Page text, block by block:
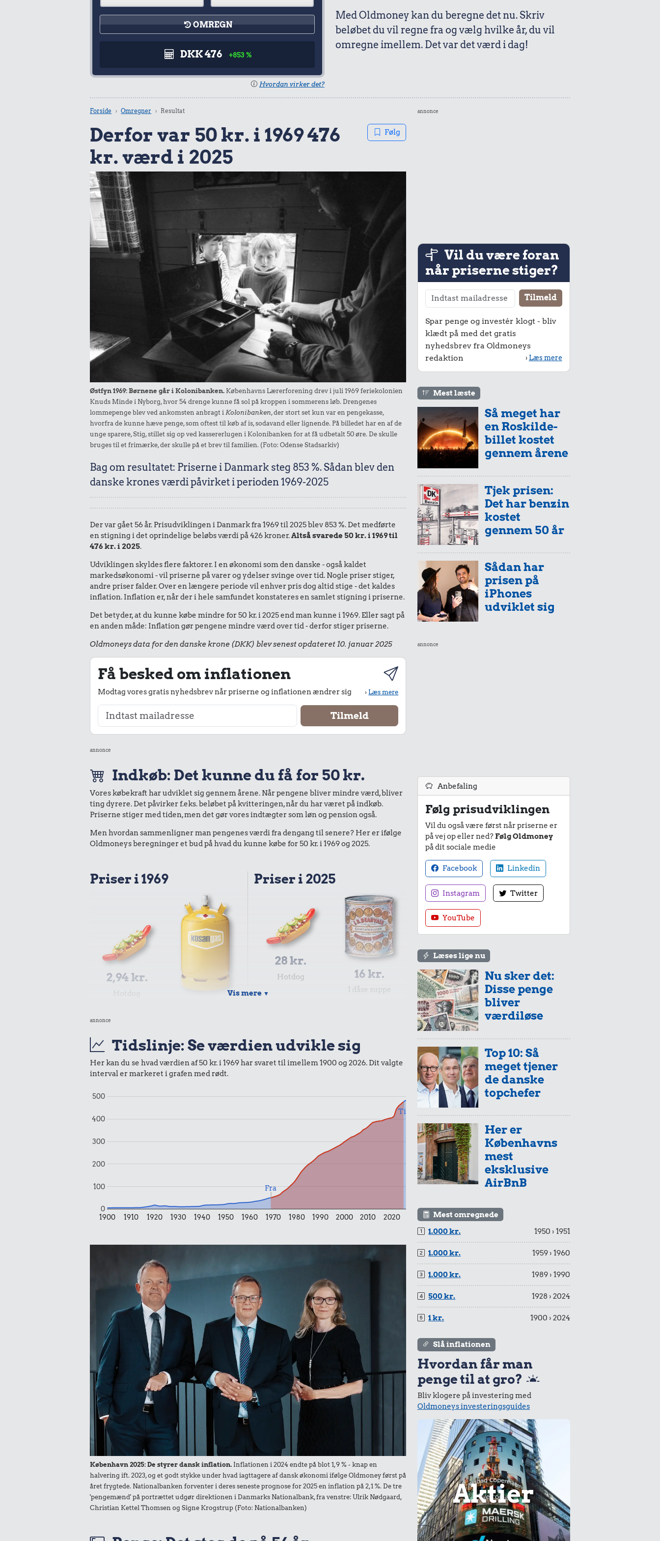
OMREGN
DKK 476 +853 %
Hvordan virker det?
Med Oldmoney kan du beregne det nu. Skriv
beløbet du vil regne fra og vælg hvilke år, du vil
omregne imellem. Det var det værd i dag!
Forside Omregner Resultat
Derfor var 50 kr. i 1969 476
kr. værd i 2025
Følg
Østfyn 1969: Børnene går i Kolonibanken. Københavns Lærerforening drev i juli 1969 feriekolonien
Knuds Minde i Nyborg, hvor 54 drenge kunne få sol på kroppen i sommerens løb. Drengenes
lommepenge blev ved ankomsten anbragt iKolonibanken, der stort set kun var en pengekasse,
hvorfra de kunne hæve penge, som oftest til køb af is, sodavand eller lignende. På billedet har en af de
unge sparere, Stig, stillet sig op ved kassererlugen i Kolonibanken for at få udbetalt 50 øre. De skulle
bruges til et frimærke, der skulle på et brev til familien. (Foto: Odense Stadsarkiv)
Bag om resultatet: Priserne i Danmark steg 853 %. Sådan blev den
danske krones værdi påvirket i perioden 1969-2025
Der var gået 56 år. Prisudviklingen i Danmark fra 1969 til 2025 blev 853 %. Det medførte
en stigning i det oprindelige beløbs værdi på 426 kroner.Altså svarede 50 kr. i 1969 til
476 kr. i 2025.
Udviklingen skyldes flere faktorer. I en økonomi som den danske - også kaldet
markedsøkonomi - vil priserne på varer og ydelser svinge over tid. Nogle priser stiger,
andre priser falder. Over en længere periode vil enhver pris dog altid stige - det kaldes
inflation. Inflation er, når der i hele samfundet konstateres en samlet stigning i priserne.
Det betyder, at du kunne købe mindre for 50 kr. i 2025 end man kunne i 1969. Eller sagt på
en anden måde: Inflation gør pengene mindre værd over tid - derfor stiger priserne.
Oldmoneys data for den danske krone (DKK) blev senest opdateret 10. januar 2025
Få besked om inflationen
Modtag vores gratis nyhedsbrev når priserne og inflationen ændrer sig ›Læs mere
annonce
Indkøb: Det kunne du få for 50 kr.
Vores købekraft har udviklet sig gennem årene. Når pengene bliver mindre værd, bliver
ting dyrere. Det påvirker f.eks. beløbet på kvitteringen, når du har været på indkøb.
Priserne stiger med tiden, men det gør vores indtægter som løn og pension også.
Men hvordan sammenligner man pengenes værdi fra dengang til senere? Her er ifølge
Oldmoneys beregninger et bud på hvad du kunne købe for 50 kr. i 1969 og 2025.
Priser i 1969
2,94 kr.
1,89 kr.
Pilsner
5,25 kr.
Kylling
2,52 kr.
Røget sild
6,30 kr.
1/2 kg skæreost
0,10 kr.
Tyggegummi
Priser i 2025
28 kr.
Hotdog 16 kr.
1 dåse suppe
Vis mere ▼
annonce
Tidslinje: Se værdien udvikle sig
Her kan du se hvad værdien af 50 kr. i 1969 har svaret til imellem 1900 og 2026. Dit valgte
interval er markeret i grafen med rødt.
1900 1910 1920 1930 1940 1950 1960 1970 1980 1990 2000 2010 2020
0
100
200
300
400
500
Fra
Til
København 2025: De styrer dansk inflation. Inflationen i 2024 endte på blot 1,9 % - knap en
halvering ift. 2023, og et godt stykke under hvad iagttagere af dansk økonomi ifølge Oldmoney først på
året frygtede. Nationalbanken forventer i deres seneste prognose for 2025 en inflation på 2,1 %. De tre
'pengemænd' på portrættet udgør direktionen i Danmarks Nationalbank, fra venstre: Ulrik Nødgaard,
Christian Kettel Thomsen og Signe Krogstrup (Foto: Nationalbanken)
annonce
Vil du være foran
når priserne stiger?
Spar penge og investér klogt - bliv
klædt på med det gratis
nyhedsbrev fra Oldmoneys
redaktion
› Læs mere
Mest læste
Så meget har
en Roskilde-
billet kostet
gennem årene
Tjek prisen:
Det har benzin
kostet
gennem 50 år
Sådan har
prisen på
iPhones
udviklet sig
annonce
Anbefaling
Følg prisudviklingen
Vil du også være først når priserne er
på vej op eller ned?Følg Oldmoney
på dit sociale medie
Facebook Linkedin
Instagram Twitter
YouTube
Læses lige nu
Nu sker det:
Disse penge
bliver
værdiløse
Top 10: Så
meget tjener
de danske
topchefer
Her er
Københavns
mest
eksklusive
AirBnB
Mest omregnede
1.000 kr.
1950 › 1951
1.000 kr. 1959 › 1960
1.000 kr. 1989 › 1990
500 kr. 1928 › 2024
1 kr. 1900 › 2024
Slå inflationen
Hvordan får man
penge til at gro?
Bliv klogere på investering med
Oldmoneys investeringsguides
Aktier